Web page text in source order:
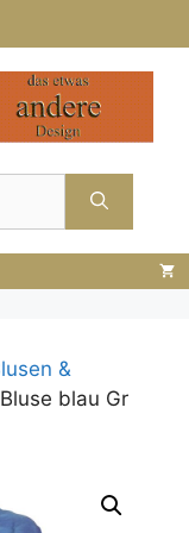
&
blau Gr